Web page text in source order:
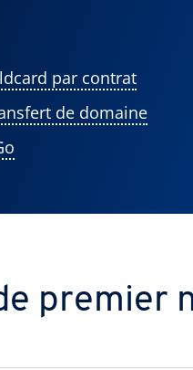
par contrat
de domaine
premier